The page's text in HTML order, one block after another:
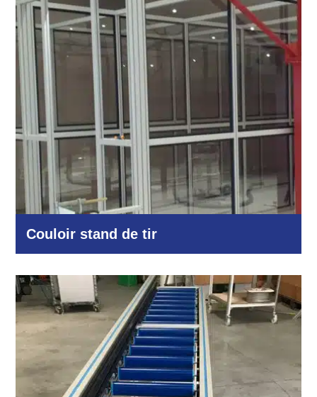
Couloir stand de tir
Industrie et production